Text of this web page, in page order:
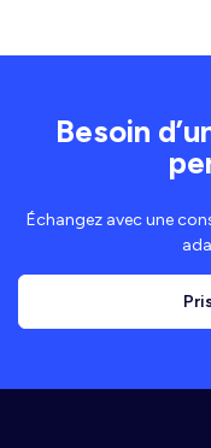
Besoin
Échangez avec une